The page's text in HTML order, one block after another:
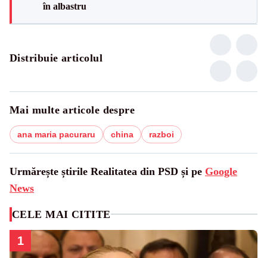
în albastru
Distribuie articolul
Mai multe articole despre
ana maria pacuraru china razboi
Urmărește știrile Realitatea din PSD și pe Google
News
CELE MAI CITITE
1